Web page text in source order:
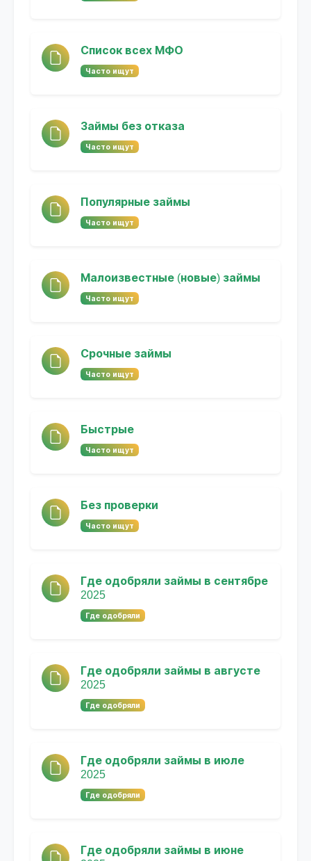
Список всех МФО
Часто ищут
Займы без отказа
Часто ищут
Популярные займы
Часто ищут
Малоизвестные (новые) займы
Часто ищут
Срочные займы
Часто ищут
Быстрые
Часто ищут
Без проверки
Часто ищут
Где одобряли займы в сентябре
2025
Где одобряли
Где одобряли займы в августе
2025
Где одобряли
Где одобряли займы в июле
2025
Где одобряли
Где одобряли займы в июне